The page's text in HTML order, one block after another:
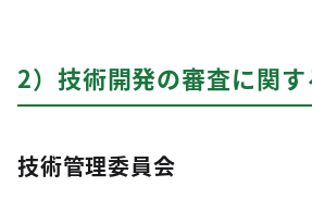
2）技術開発の審査に関す
技術管理委員会